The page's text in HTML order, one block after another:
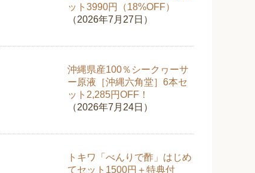
ット3990円（18%OFF）
（2026年7月27日）
沖縄県産100％シークヮーサ
ー原液［沖縄六角堂］6本セ
ット2,285円OFF！
（2026年7月24日）
トキワ「べんりで酢」はじめ
てセット1500円＋特典付